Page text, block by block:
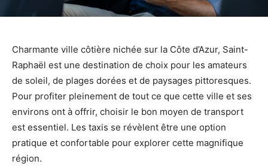
Charmante ville côtière nichée sur la Côte d’Azur, Saint-
Raphaël est une destination de choix pour les amateurs
de soleil, de plages dorées et de paysages pittoresques.
Pour profiter pleinement de tout ce que cette ville et ses
environs ont à offrir, choisir le bon moyen de transport
est essentiel. Les taxis se révèlent être une option
pratique et confortable pour explorer cette magnifique
région.